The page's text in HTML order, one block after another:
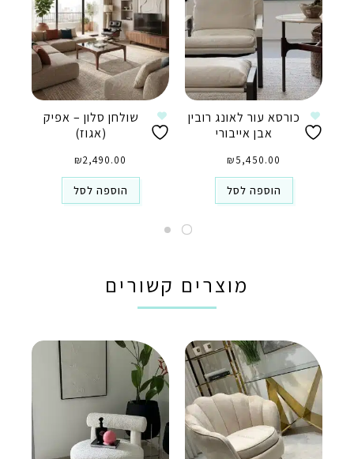
כורסא עור לאונג רובין
אבן אייבורי
₪5,450.00
הוספה לסל
שולחן סלון – אפיק
(אגוז)
₪2,490.00
הוספה לסל
מוצרים קשורים